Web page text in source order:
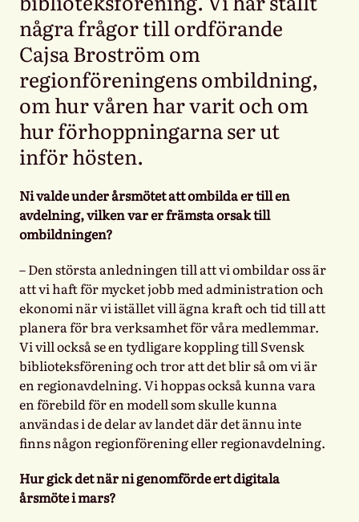
några frågor till ordförande
Cajsa Broström om
regionföreningens ombildning,
om hur våren har varit och om
hur förhoppningarna ser ut
inför hösten.
Ni valde under årsmötet att ombilda er till en
avdelning, vilken var er främsta orsak till
ombildningen?
– Den största anledningen till att vi ombildar oss är
att vi haft för mycket jobb med administration och
ekonomi när vi istället vill ägna kraft och tid till att
planera för bra verksamhet för våra medlemmar.
Vi vill också se en tydligare koppling till Svensk
biblioteksförening och tror att det blir så om vi är
en regionavdelning. Vi hoppas också kunna vara
en förebild för en modell som skulle kunna
användas i de delar av landet där det ännu inte
finns någon regionförening eller regionavdelning.
Hur gick det när ni genomförde ert digitala
årsmöte i mars?